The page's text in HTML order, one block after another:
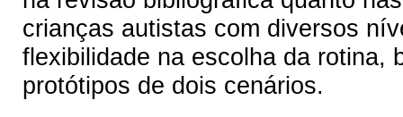
crianças autistas com diversos
flexibilidade na escolha da rotina,
protótipos de dois cenários.